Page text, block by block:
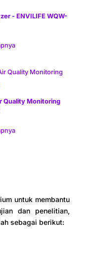
- ENVILIFE WQW-
Quality Monitoring
untuk membantu
dan penelitian,
sebagai berikut: